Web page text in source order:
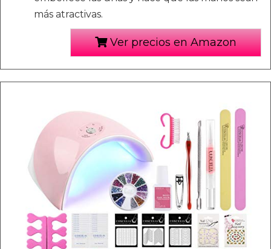
más atractivas.
Ver precios en Amazon